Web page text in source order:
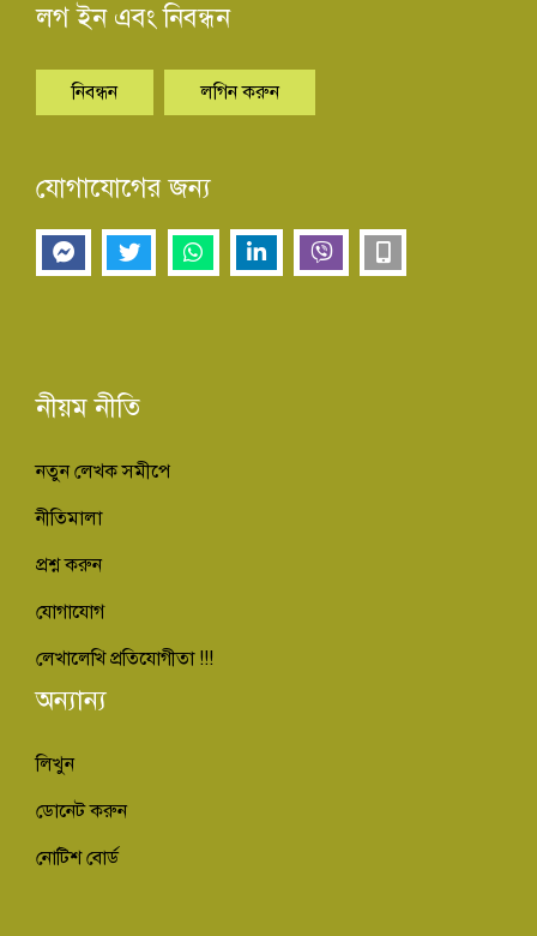
লগ ইন এবং নিবন্ধন
নিবন্ধন লগিন করুন
যোগাযোগের জন্য
নীয়ম নীতি
নতুন লেখক সমীপে
নীতিমালা
প্রশ্ন করুন
যোগাযোগ
লেখালেখি প্রতিযোগীতা !!!
অন্যান্য
লিখুন
ডোনেট করুন
নোটিশ বোর্ড